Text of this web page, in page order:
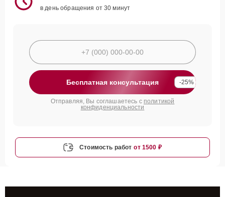
в день обращения от 30 минут
Бесплатная консультация -25%
Отправляя, Вы соглашаетесь с политикой
конфиденциальности
Стоимость работ от 1500 ₽